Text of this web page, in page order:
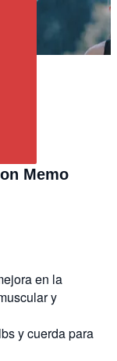
Memo
en la
y
y cuerda para